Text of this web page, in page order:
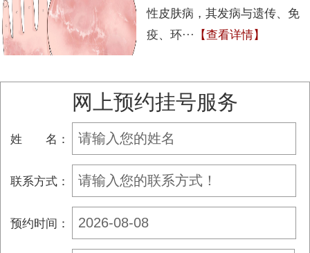
性皮肤病，其发病与遗传、免
疫、环···
【查看详情】
网上预约挂号服务
姓 名：
联系方式：
预约时间：